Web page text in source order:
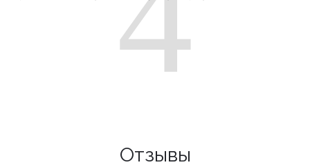
Отзывы